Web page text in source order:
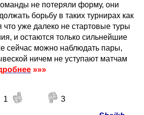
не потеряли форму, они
борьбу в таких турнирах как
что уже далеко не стартовые туры
и остаются только сильнейшие
сейчас можно наблюдать пары,
ничем не уступают матчам
»»»
1
3